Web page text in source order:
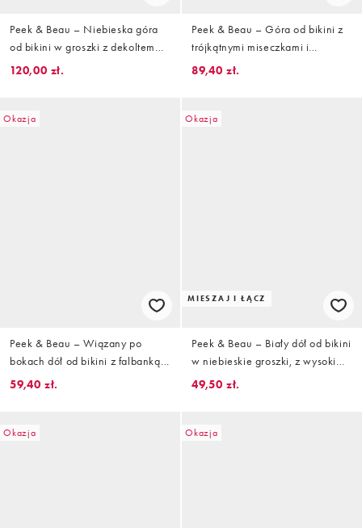
Peek & Beau – Niebieska góra
od bikini w groszki z dekoltem
bandeau i kontrastowym
120,00 zł.
Peek & Beau – Góra od bikini z
trójkątnymi miseczkami i
falbanką w drobny kwiatowy
89,40 zł.
Okazja
Peek & Beau – Wiązany po
bokach dół od bikini z falbanką
w drobny kwiatowy wzór
59,40 zł.
Okazja
MIESZAJ I ŁĄCZ
Peek & Beau – Biały dół od bikini
w niebieskie groszki, z wysokim
stanem
49,50 zł.
Okazja Okazja